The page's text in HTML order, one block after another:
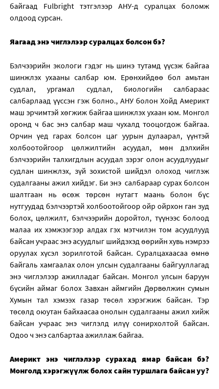
байгаад Fulbright тэтгэлээр АНУ-д суралцах боломж
олдоод сурсан.
Яагаад энэ чиглэлээр суралцах болсон бэ?
Бэлчээрийн экологи гэдэг нь шинэ тутамд үүсэж байгаа
шинжлэх ухааны салбар юм. Ерөнхийдөө бол амьтан
судлал, ургамал судлал, биологийн салбараас
салбарлаад үүссэн гэж болно., АНУ болон Хойд Америкт
маш эрчимтэй хөгжиж байгаа шинжлэх ухаан юм. Монгол
оронд ч бас энэ салбар маш чухалд тооцогдож байгаа.
Орчин үед гарах болсон цаг уурын дулаарал, үүнтэй
холбоотойгоор цөлжилтийн асуудал, мөн дэлхийн
бэлчээрийн талхигдлын асуудал зэрэг олон асуудлуудыг
судлан шинжлэх, зүй зохистой шийдэл олоход чиглэж
судалгааны ажил хийдэг. Би энэ салбараар сурах болсон
шалтгаан нь өсөж төрсөн нутагт маань болон бүс
нутгуудад бэлчээртэй холбоотойгоор ойр ойрхон ган зуд
болох, цөлжилт, бэлчээрийн доройтол, түүнээс болоод
малаа их хэмжээгээр алдах гэх мэтчилэн том асуудлууд
байсан учраас энэ асуудлыг шийдэхэд өөрийн хувь нэмрээ
оруулах хүсэл зорилготой байсан. Суралцахаасаа өмнө
байгаль хамгаалах олон улсын судалгааны байгууллагад
энэ чиглэлээр ажилладаг байсан. Монгол улсын баруун
бүсийн аймаг болох Завхан аймгийн Дөрвөлжин сумын
Хумын тал хэмээх газар төсөл хэрэгжиж байсан. Тэр
төсөлд оюутан байхаасаа онолын судалгааны ажил хийж
байсан учраас энэ чиглэлд илүү сонирхолтой байсан.
Одоо ч энэ салбартаа ажиллаж байгаа.
Америкт энэ чиглэлээр сурахад ямар байсан бэ?
Монголд хэрэгжүүлж болох сайн туршлага байсан уу?